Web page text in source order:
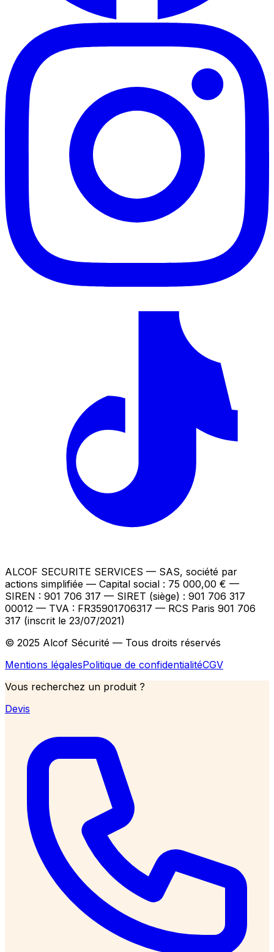
ALCOF SECURITE SERVICES — SAS, société par
actions simplifiée — Capital social : 75 000,00 € —
SIREN : 901 706 317 — SIRET (siège) : 901 706 317
00012 — TVA : FR35901706317 — RCS Paris 901 706
317 (inscrit le 23/07/2021)
© 2025 Alcof Sécurité — Tous droits réservés
Mentions légalesPolitique de confidentialitéCGV
Vous recherchez un produit ?
Devis